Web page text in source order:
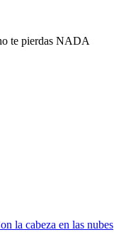
te pierdas NADA
la cabeza en las nubes